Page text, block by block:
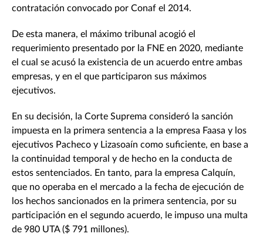
contratación convocado por Conaf el 2014.
De esta manera, el máximo tribunal acogió el
requerimiento presentado por la FNE en 2020, mediante
el cual se acusó la existencia de un acuerdo entre ambas
empresas, y en el que participaron sus máximos
ejecutivos.
En su decisión, la Corte Suprema consideró la sanción
impuesta en la primera sentencia a la empresa Faasa y los
ejecutivos Pacheco y Lizasoaín como suficiente, en base a
la continuidad temporal y de hecho en la conducta de
estos sentenciados. En tanto, para la empresa Calquín,
que no operaba en el mercado a la fecha de ejecución de
los hechos sancionados en la primera sentencia, por su
participación en el segundo acuerdo, le impuso una multa
de 980 UTA ($ 791 millones).